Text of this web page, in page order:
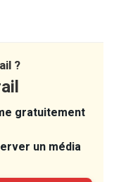
?
gratuitement
un média